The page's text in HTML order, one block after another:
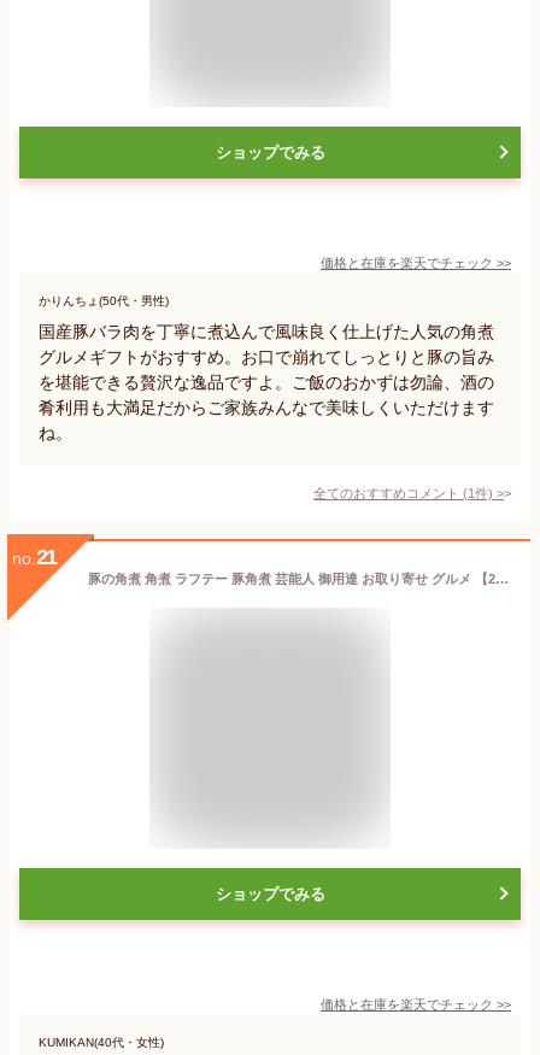
ショップでみる
価格と在庫を楽天でチェック >>
かりんちょ(50代・男性)
国産豚バラ肉を丁寧に煮込んで風味良く仕上げた人気の角煮
グルメギフトがおすすめ。お口で崩れてしっとりと豚の旨み
を堪能できる贅沢な逸品ですよ。ご飯のおかずは勿論、酒の
肴利用も大満足だからご家族みんなで美味しくいただけます
ね。
全てのおすすめコメント (1件) >
no. 21
豚の角煮 角煮 ラフテー 豚角煮 芸能人 御用達 お取り寄せ グルメ 【200g×2袋/4〜5人前】
ショップでみる
価格と在庫を楽天でチェック >>
KUMIKAN(40代・女性)